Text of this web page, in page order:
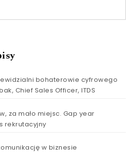
bohaterowie cyfrowego
Chief Sales Officer, ITDS
za mało miejsc. Gap year
rekrutacyjny
w biznesie